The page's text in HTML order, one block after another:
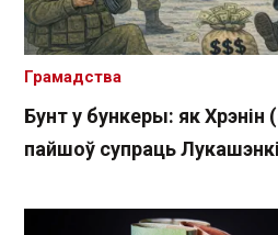
Бунт у бункеры: як
пайшоў супраць Лукашэнкі
Грамадства